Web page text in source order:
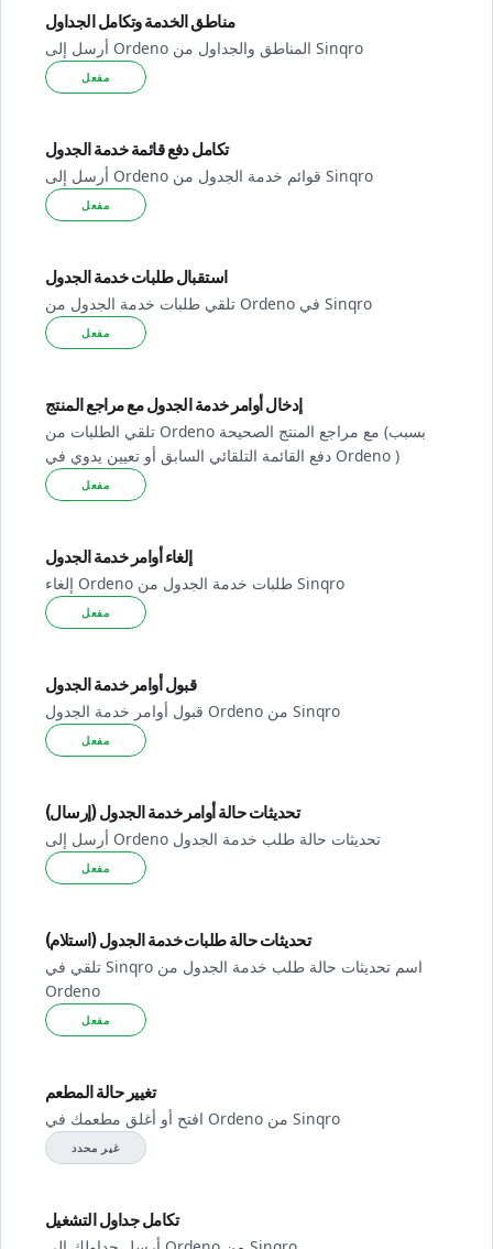
مناطق الخدمة وتكامل الجداول
أرسل إلى Ordeno المناطق والجداول من Sinqro
مفعل
تكامل دفع قائمة خدمة الجدول
أرسل إلى Ordeno قوائم خدمة الجدول من Sinqro
مفعل
استقبال طلبات خدمة الجدول
تلقي طلبات خدمة الجدول من Ordeno في Sinqro
مفعل
إدخال أوامر خدمة الجدول مع مراجع المنتج
تلقي الطلبات من Ordeno مع مراجع المنتج الصحيحة (بسبب
دفع القائمة التلقائي السابق أو تعيين يدوي في Ordeno )
مفعل
إلغاء أوامر خدمة الجدول
إلغاء Ordeno طلبات خدمة الجدول من Sinqro
مفعل
قبول أوامر خدمة الجدول
قبول أوامر خدمة الجدول Ordeno من Sinqro
مفعل
تحديثات حالة أوامر خدمة الجدول (إرسال)
أرسل إلى Ordeno تحديثات حالة طلب خدمة الجدول
مفعل
تحديثات حالة طلبات خدمة الجدول (استلام)
تلقي في Sinqro اسم تحديثات حالة طلب خدمة الجدول من
Ordeno
مفعل
تغيير حالة المطعم
افتح أو أغلق مطعمك في Ordeno من Sinqro
غير محدد
تكامل جداول التشغيل